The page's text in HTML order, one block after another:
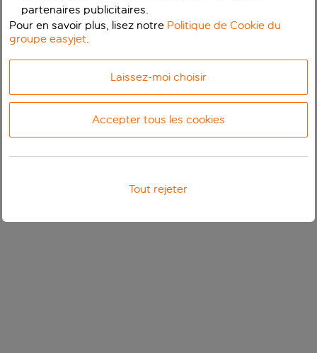
partenaires publicitaires.
Pour en savoir plus, lisez notre Politique de Cookie du
groupe easyjet.
Laissez-moi choisir
Accepter tous les cookies
Tout rejeter